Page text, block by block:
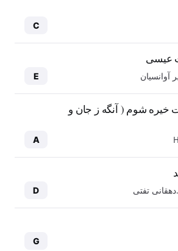
C
عیسی
آوانسیان E
خیره شوم ( آنگه ز جان و
A
تفتی D
G